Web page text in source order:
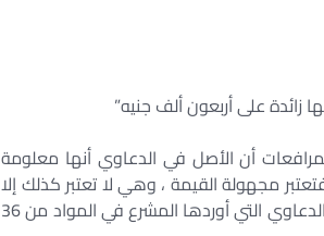
زائدة على أربعون ألف جنيه”
من (( مؤدي نص المادة 41 من قانون المرافعات أن الأصل في الدعاوي أنها معلومة
مجهولة القيمة ، وهي لا تعتبر كذلك إلا
إذا كان المطلوب فيها مما لا يمكن تقديره طبقا لأية قاعدة من قواعد تقدير الدعاوي التي أوردها المشرع في المواد من 36